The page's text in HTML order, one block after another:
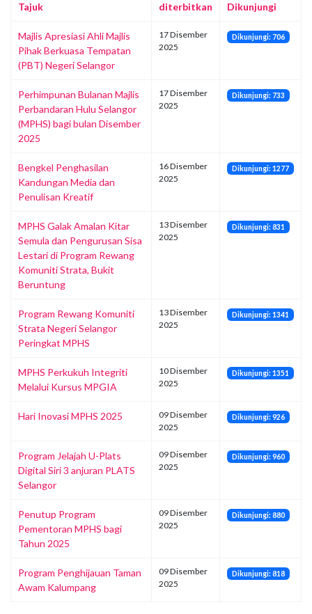
Tajuk
diterbitkan
Dikunjungi
Majlis Apresiasi Ahli Majlis
Pihak Berkuasa Tempatan
(PBT) Negeri Selangor
17 Disember
2025
Dikunjungi: 706
Perhimpunan Bulanan Majlis
Perbandaran Hulu Selangor
(MPHS) bagi bulan Disember
2025
17 Disember
2025
Dikunjungi: 733
Bengkel Penghasilan
Kandungan Media dan
Penulisan Kreatif
16 Disember
2025
Dikunjungi: 1277
MPHS Galak Amalan Kitar
Semula dan Pengurusan Sisa
Lestari di Program Rewang
Komuniti Strata, Bukit
Beruntung
13 Disember
2025
Dikunjungi: 831
Program Rewang Komuniti
Strata Negeri Selangor
Peringkat MPHS
13 Disember
2025
Dikunjungi: 1341
MPHS Perkukuh Integriti
Melalui Kursus MPGIA
10 Disember
2025
Dikunjungi: 1351
Hari Inovasi MPHS 2025
09 Disember
2025
Dikunjungi: 926
‎Program Jelajah U-Plats
Digital Siri 3 anjuran PLATS
Selangor
09 Disember
2025
Dikunjungi: 960
Penutup Program
Pementoran MPHS bagi
Tahun 2025
09 Disember
2025
Dikunjungi: 880
Program Penghijauan Taman
Awam Kalumpang
09 Disember
2025
Dikunjungi: 818